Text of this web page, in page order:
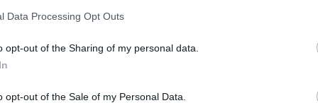
Data Processing Opt Outs
opt-out of the Sharing of my personal data.
opt-out of the Sale of my Personal Data.
আপনার স্বাস্থ্য ভালো হতে পারে। এতে প্রচুর পুষ্টিগুণ রয়েছে যা
স্বাদ গ্রহণের পাশাপাশি এর স্বাস্থ্যকর উপকারিতা থেকেও